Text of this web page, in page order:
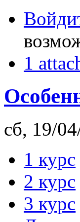
1
сб, 19/
1 курс
2 курс
3 курс